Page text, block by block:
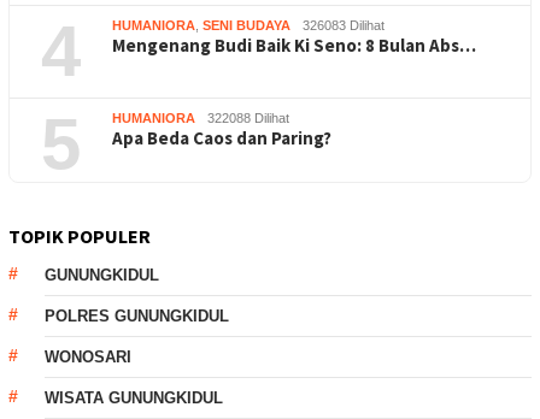
4 HUMANIORA SENI BUDAYA 326083 Dilihat
Mengenang Budi Baik Ki Seno: 8 Bulan Abs…
5 HUMANIORA 322088 Dilihat
Apa Beda Caos dan Paring?
TOPIK POPULER
GUNUNGKIDUL
POLRES GUNUNGKIDUL
WONOSARI
WISATA GUNUNGKIDUL